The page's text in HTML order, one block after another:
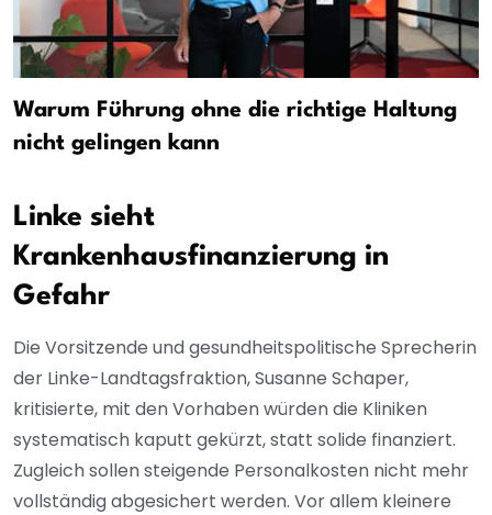
Warum Führung ohne die richtige Haltung
nicht gelingen kann
Linke sieht
Krankenhausfinanzierung in
Gefahr
Die Vorsitzende und gesundheitspolitische Sprecherin
der Linke-Landtagsfraktion, Susanne Schaper,
kritisierte, mit den Vorhaben würden die Kliniken
systematisch kaputt gekürzt, statt solide finanziert.
Zugleich sollen steigende Personalkosten nicht mehr
vollständig abgesichert werden. Vor allem kleinere